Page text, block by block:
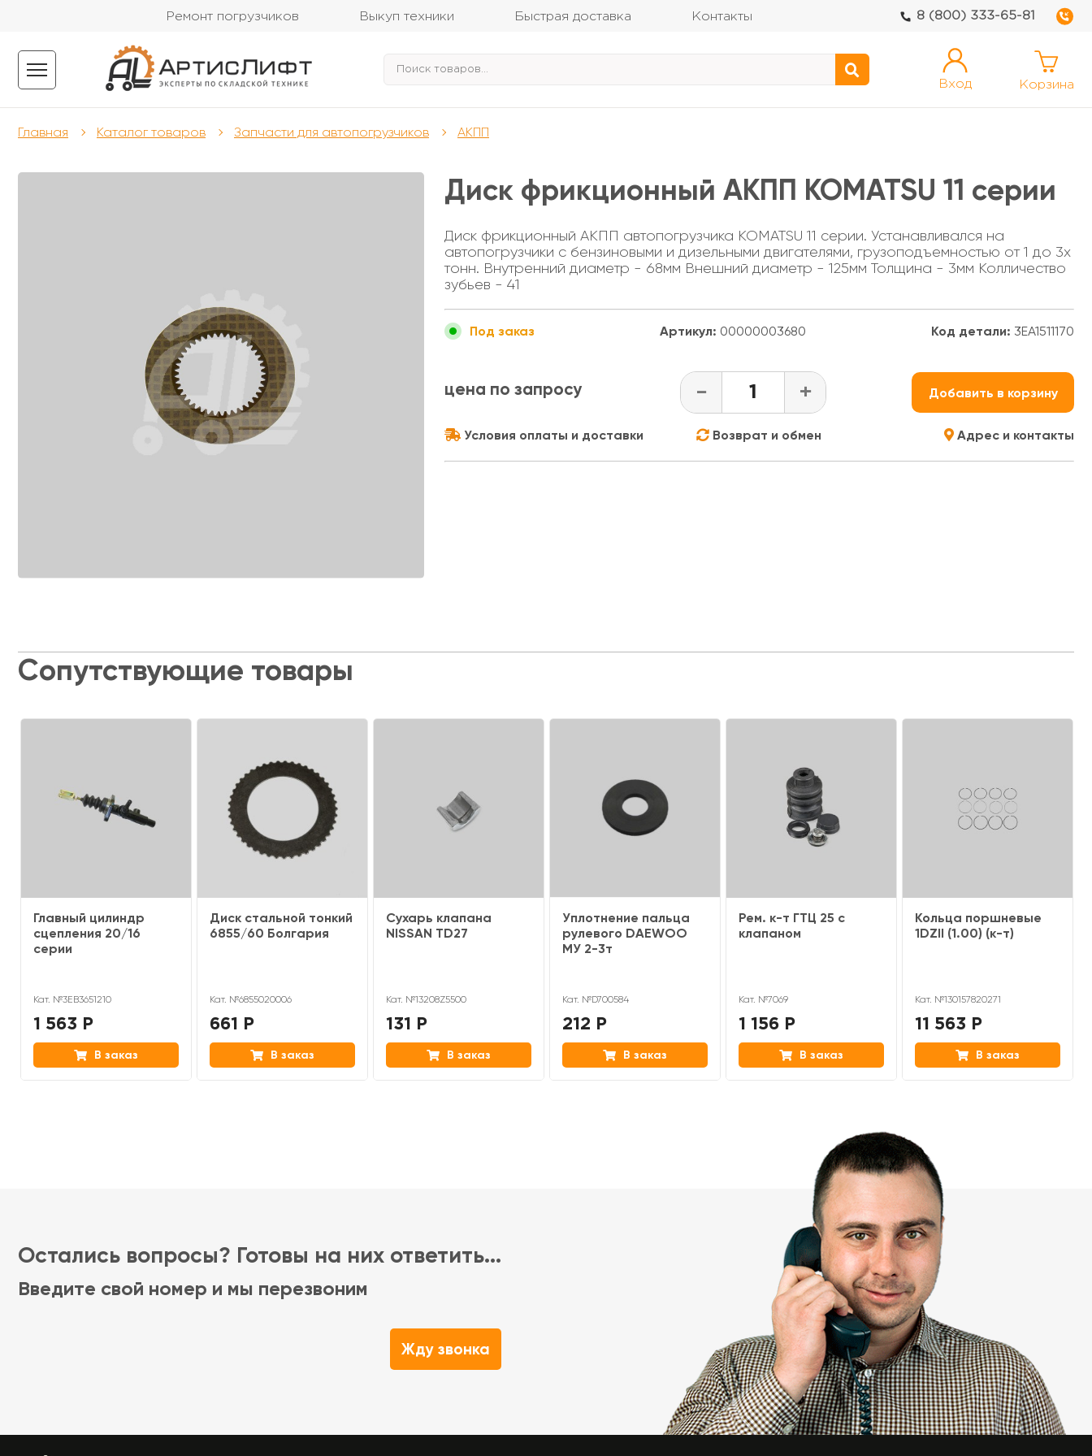
Ремонт погрузчиков Выкуп техники Быстрая доставка Контакты 8 (800) 333-65-81
Вход Корзина
Главная Каталог товаров Запчасти для автопогрузчиков АКПП
Диск фрикционный АКПП KOMATSU 11 серии
Диск фрикционный АКПП автопогрузчика KOMATSU 11 серии. Устанавливался на
автопогрузчики с бензиновыми и дизельными двигателями, грузоподъемностью от 1 до 3х
тонн. Внутренний диаметр - 68мм Внешний диаметр - 125мм Толщина - 3мм Колличество
зубьев - 41
Под заказ Артикул: 00000003680 Код детали: 3EA1511170
цена по запросу - + Добавить в корзину
Условия оплаты и доставки Возврат и обмен Адрес и контакты
Сопутствующие товары
Главный цилиндр
сцепления 20/16
серии
Кат. №3EB3651210
1 563 Р
В заказ
Диск стальной тонкий
6855/60 Болгария
Кат. №6855020006
661 Р
В заказ
Сухарь клапана
NISSAN TD27
Кат. №13208Z5500
131 Р
В заказ
Уплотнение пальца
рулевого DAEWOO
МУ 2-3т
Кат. №D700584
212 Р
В заказ
Рем. к-т ГТЦ 25 с
клапаном
Кат. №7069
1 156 Р
В заказ
Кольца поршневые
1DZII (1.00) (к-т)
Кат. №130157820271
11 563 Р
В заказ
Остались вопросы? Готовы на них ответить...
Введите свой номер и мы перезвоним
Жду звонка